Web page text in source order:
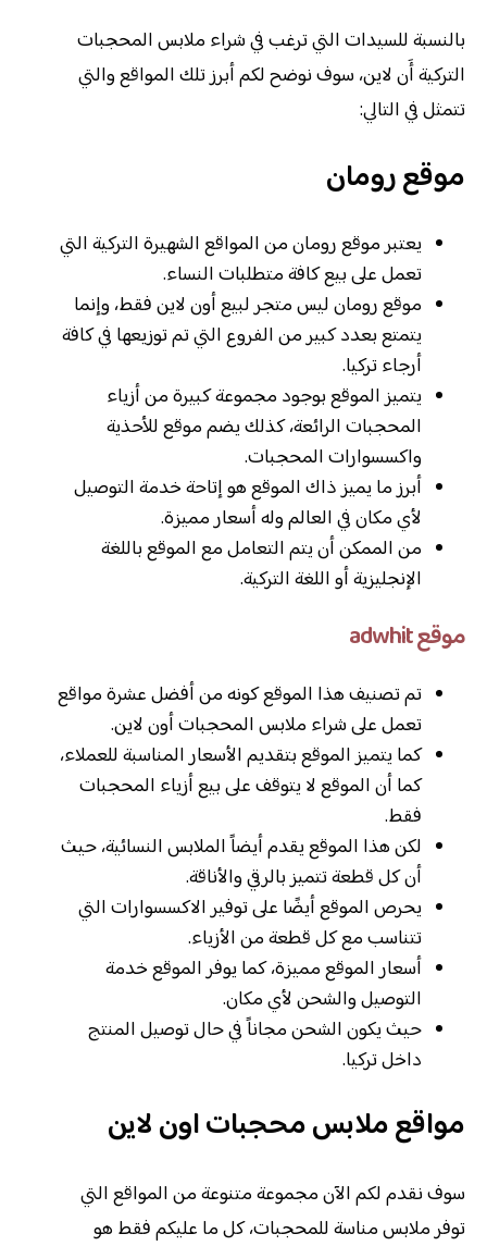
بالنسبة للسيدات التي ترغب في شراء ملابس المحجبات
التركية أَن لاين، سوف نوضح لكم أبرز تلك المواقع والتي
تتمثل في التالي:
موقع رومان
يعتبر موقع رومان من المواقع الشهيرة التركية التي
تعمل على بيع كافة متطلبات النساء.
موقع رومان ليس متجر لبيع أون لاين فقط، وإنما
يتمتع بعدد كبير من الفروع التي تم توزيعها في كافة
أرجاء تركيا.
يتميز الموقع بوجود مجموعة كبيرة من أزياء
المحجبات الرائعة، كذلك يضم موقع للأحذية
واكسسوارات المحجبات.
أبرز ما يميز ذاك الموقع هو إتاحة خدمة التوصيل
لأي مكان في العالم وله أسعار مميزة.
من الممكن أن يتم التعامل مع الموقع باللغة
الإنجليزية أو اللغة التركية.
موقع adwhit
تم تصنيف هذا الموقع كونه من أفضل عشرة مواقع
تعمل على شراء ملابس المحجبات أون لاين.
كما يتميز الموقع بتقديم الأسعار المناسبة للعملاء،
كما أن الموقع لا يتوقف على بيع أزياء المحجبات
فقط.
لكن هذا الموقع يقدم أيضاً الملابس النسائية، حيث
أن كل قطعة تتميز بالرقي والأناقة.
يحرص الموقع أيضًا على توفير الاكسسوارات التي
تتناسب مع كل قطعة من الأزياء.
أسعار الموقع مميزة، كما يوفر الموقع خدمة
التوصيل والشحن لأي مكان.
حيث يكون الشحن مجاناً في حال توصيل المنتج
داخل تركيا.
مواقع ملابس محجبات اون لاين
سوف نقدم لكم الآن مجموعة متنوعة من المواقع التي
توفر ملابس مناسة للمحجبات، كل ما عليكم فقط هو